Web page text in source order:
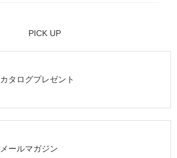
PICK UP
カタログプレゼント
メールマガジン